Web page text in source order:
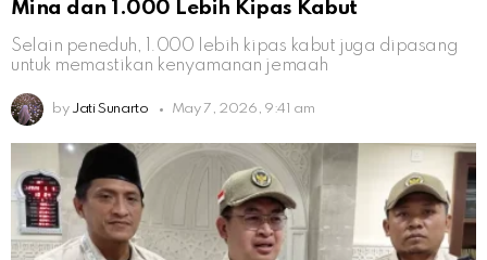
Mina dan 1.000 Lebih Kipas Kabut
Selain peneduh, 1.000 lebih kipas kabut juga dipasang
untuk memastikan kenyamanan jemaah
by Jati Sunarto May 7, 2026, 9:41 am